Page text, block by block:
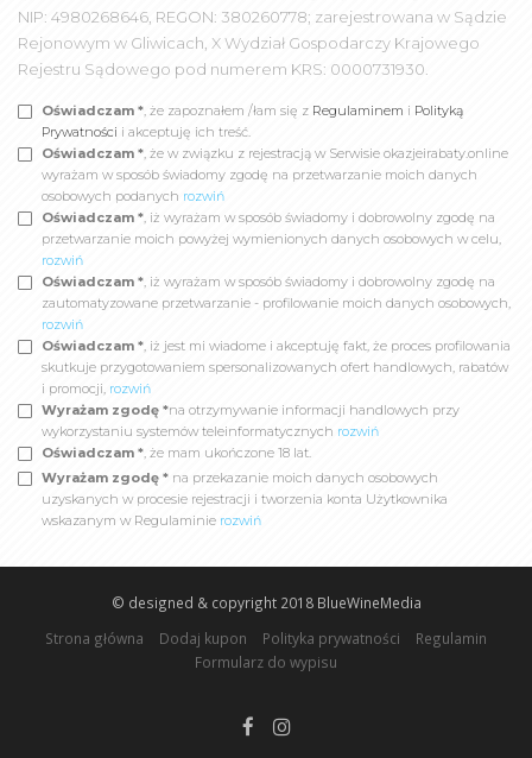
NIP: 4980268646, REGON: 380260778; zarejestrowana w Sądzie
Rejonowym w Gliwicach, X Wydział Gospodarczy Krajowego
Rejestru Sądowego pod numerem KRS: 0000731930.
Oświadczam *, że zapoznałem /łam się z Regulaminem i Polityką
Prywatności i akceptuję ich treść.
Oświadczam *, że w związku z rejestracją w Serwisie okazjeirabaty.online
wyrażam w sposób świadomy zgodę na przetwarzanie moich danych
osobowych podanych rozwiń
Oświadczam *, iż wyrażam w sposób świadomy i dobrowolny zgodę na
przetwarzanie moich powyżej wymienionych danych osobowych w celu,
rozwiń
Oświadczam *, iż wyrażam w sposób świadomy i dobrowolny zgodę na
zautomatyzowane przetwarzanie - profilowanie moich danych osobowych,
rozwiń
Oświadczam *, iż jest mi wiadome i akceptuję fakt, że proces profilowania
skutkuje przygotowaniem spersonalizowanych ofert handlowych, rabatów
i promocji, rozwiń
Wyrażam zgodę *na otrzymywanie informacji handlowych przy
wykorzystaniu systemów teleinformatycznych rozwiń
Oświadczam *, że mam ukończone 18 lat.
Wyrażam zgodę * na przekazanie moich danych osobowych
uzyskanych w procesie rejestracji i tworzenia konta Użytkownika
wskazanym w Regulaminie rozwiń
© designed & copyright 2018 BlueWineMedia
Strona główna
Dodaj kupon Polityka prywatności
Regulamin
Formularz do wypisu